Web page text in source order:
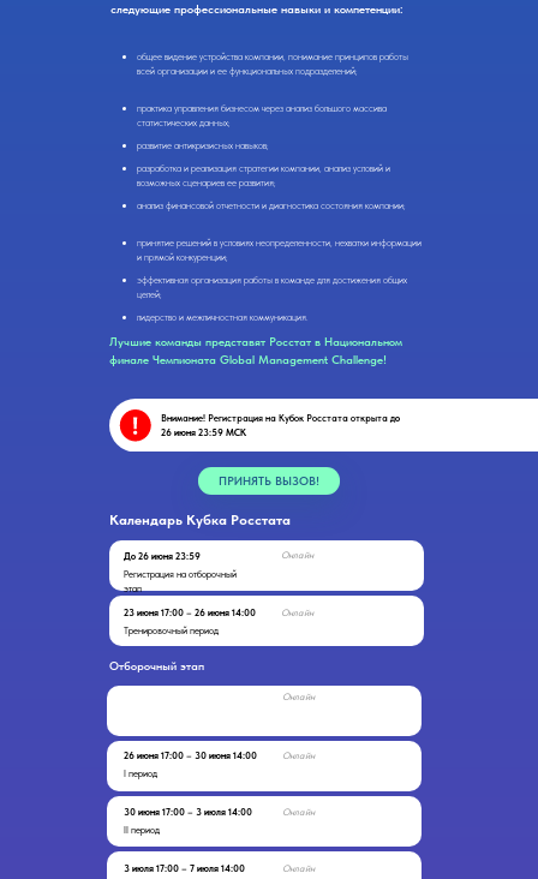
следующие профессиональные навыки и компетенции:
Лучшие команды представят Росстат в Национальном
финале Чемпионата Global Management Challenge!
ПРИНЯТЬ ВЫЗОВ!
Внимание! Регистрация на Кубок Росстата открыта до
26 июня 23:59 МСК
общее видение устройства компании, понимание принципов работы
всей организации и ее функциональных подразделений;
практика управления бизнесом через анализ большого массива
статистических данных;
развитие антикризисных навыков;
разработка и реализация стратегии компании, анализ условий и
возможных сценариев ее развития;
анализ финансовой отчетности и диагностика состояния компании;
принятие решений в условиях неопределенности, нехватки информации
и прямой конкуренции;
эффективная организация работы в команде для достижения общих
целей;
лидерство и межличностная коммуникация.
30 июня 17:00 – 3 июля 14:00
II период
Онлайн
3 июля 17:00 – 7 июля 14:00
Онлайн
26 июня 17:00 – 30 июня 14:00
I период
Онлайн
Онлайн
Отборочный этап
Календарь Кубка Росстата
До 26 июня 23:59
Регистрация на отборочный
этап
Онлайн
23 июня 17:00 – 26 июня 14:00
Тренировочный период
Онлайн